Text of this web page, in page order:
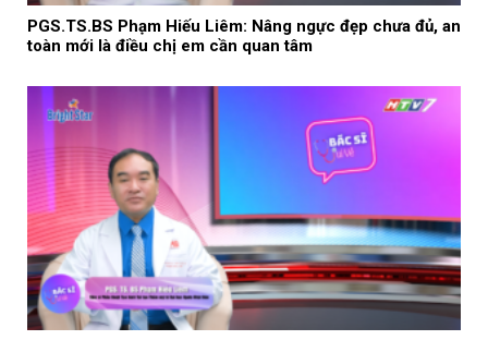
PGS.TS.BS Phạm Hiếu Liêm: Nâng ngực đẹp chưa đủ, an
toàn mới là điều chị em cần quan tâm